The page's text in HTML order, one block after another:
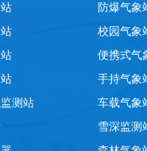
测站
防爆气象
校园气象
便携式气
手持气象
车载气象
雪深监测